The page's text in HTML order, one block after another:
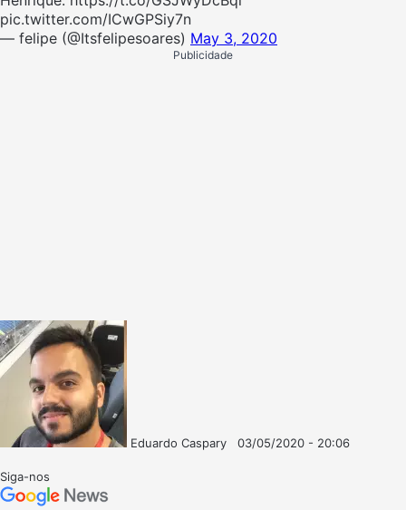
pic.twitter.com/ICwGPSiy7n
— felipe (@Itsfelipesoares) May 3, 2020
Publicidade
Eduardo Caspary
03/05/2020 - 20:06
Siga-nos